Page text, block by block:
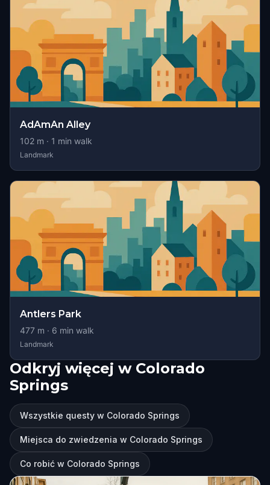
AdAmAn Alley
102 m · 1 min walk
Landmark
Antlers Park
477 m · 6 min walk
Landmark
Odkryj więcej w Colorado
Springs
Wszystkie questy w Colorado Springs
Miejsca do zwiedzenia w Colorado Springs
Co robić w Colorado Springs